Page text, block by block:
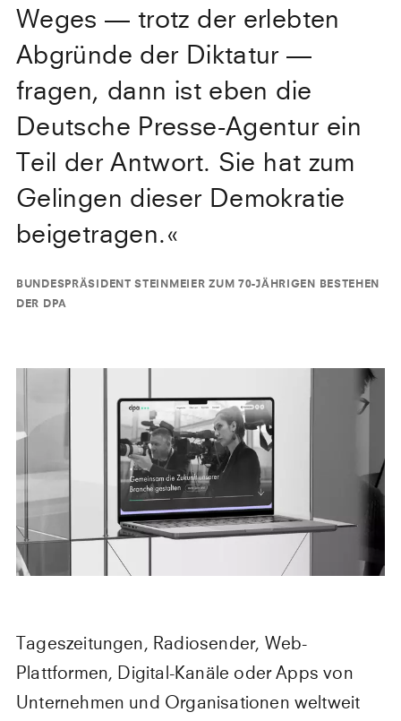
Weges — trotz der erlebten
Abgründe der Diktatur —
fragen, dann ist eben die
Deutsche Presse-Agentur ein
Teil der Antwort. Sie hat zum
Gelingen dieser Demokratie
beigetragen.«
BUNDESPRÄSIDENT STEINMEIER ZUM 70-JÄHRIGEN BESTEHEN
DER DPA
Tageszeitungen, Radiosender, Web-
Plattformen, Digital-Kanäle oder Apps von
Unternehmen und Organisationen weltweit